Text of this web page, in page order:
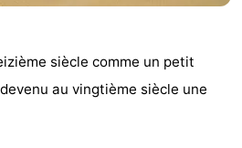
siècle comme un petit
au vingtième siècle une